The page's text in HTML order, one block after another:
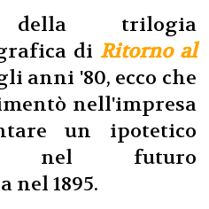
trilogia
di Ritorno al
anni '80, ecco che
nell'impresa
un ipotetico
nel futuro
nel 1895.